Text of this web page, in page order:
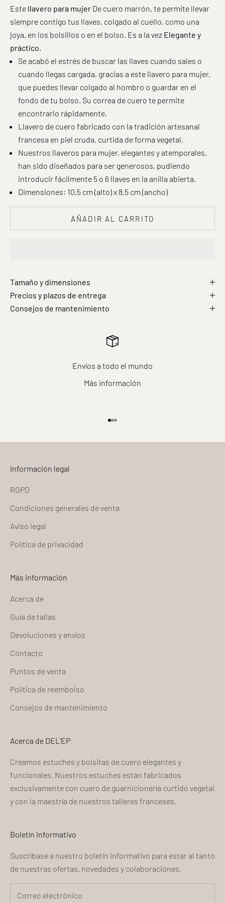
Este llavero para mujer De cuero marrón, te permite llevar
siempre contigo tus llaves, colgado al cuello, como una
joya, en los bolsillos o en el bolso. Es a la vez Elegante y
práctico.
Se acabó el estrés de buscar las llaves cuando sales o
cuando llegas cargada, gracias a este llavero para mujer,
que puedes llevar colgado al hombro o guardar en el
fondo de tu bolso. Su correa de cuero te permite
encontrarlo rápidamente.
Llavero de cuero fabricado con la tradición artesanal
francesa en piel cruda, curtida de forma vegetal.
Nuestros llaveros para mujer, elegantes y atemporales,
han sido diseñados para ser generosos, pudiendo
introducir fácilmente 5 o 6 llaves en la anilla abierta.
Dimensiones: 10,5 cm (alto) x 8,5 cm (ancho)
AÑADIR AL CARRITO
Tamaño y dimensiones
Precios y plazos de entrega
Consejos de mantenimiento
Envíos a todo el mundo
Más información
Ir al elemento 1
Ir al elemento 2
Ir al elemento 3
Información legal
RGPD
Condiciones generales de venta
Aviso legal
Política de privacidad
Más información
Acerca de
Guía de tallas
Devoluciones y envíos
Contacto
Puntos de venta
Política de reembolso
Consejos de mantenimiento
Acerca de DEL'EP
Creamos estuches y bolsitas de cuero elegantes y
funcionales. Nuestros estuches están fabricados
exclusivamente con cuero de guarnicionería curtido vegetal
y con la maestría de nuestros talleres franceses.
Boletín informativo
Suscríbase a nuestro boletín informativo para estar al tanto
de nuestras ofertas, novedades y colaboraciones.